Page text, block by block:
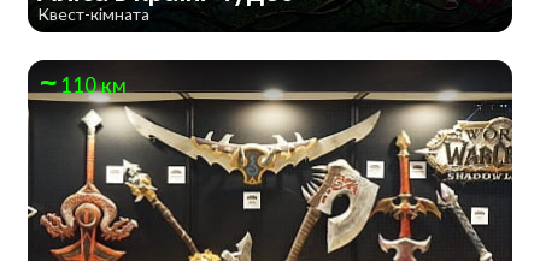
Квест-кімната
110 км